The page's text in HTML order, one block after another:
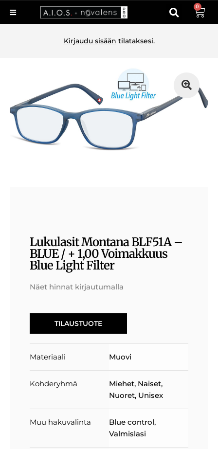
0
Kirjaudu sisään tilataksesi.
Lukulasit Montana BLF51A –
BLUE / + 1,00 Voimakkuus
Blue Light Filter
Näet hinnat kirjautumalla
TILAUSTUOTE
Materiaali Muovi
Kohderyhmä Miehet, Naiset,
Nuoret, Unisex
Muu hakuvalinta
Blue control,
Valmislasi